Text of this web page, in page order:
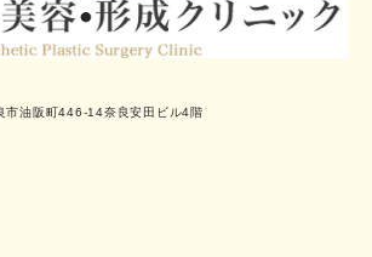
油阪町446-14奈良安田ビル4階